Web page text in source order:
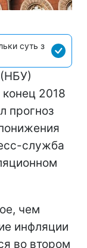
суть з
конец 2018
прогноз
служба
чем
инфляции
во втором